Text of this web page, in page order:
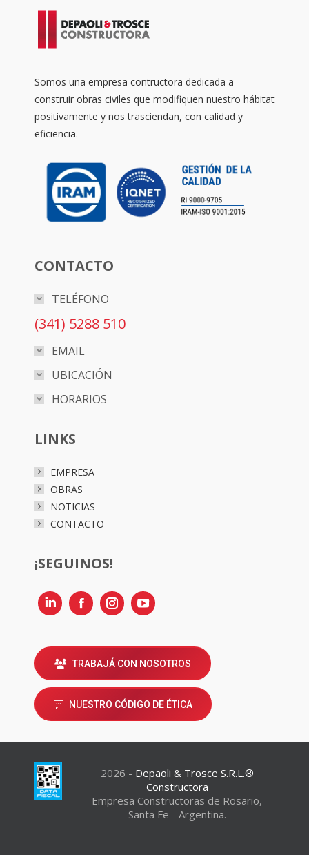
Somos una empresa contructora dedicada a
construir obras civiles que modifiquen nuestro hábitat
positivamente y nos trasciendan, con calidad y
eficiencia.
CONTACTO
TELÉFONO
(341) 5288 510
EMAIL
UBICACIÓN
HORARIOS
LINKS
EMPRESA
OBRAS
NOTICIAS
CONTACTO
¡SEGUINOS!
Linkedin Instagram
TRABAJÁ CON NOSOTROS
NUESTRO CÓDIGO DE ÉTICA
2026 - Depaoli & Trosce S.R.L.®
Constructora
Empresa Constructoras de Rosario,
Santa Fe - Argentina.